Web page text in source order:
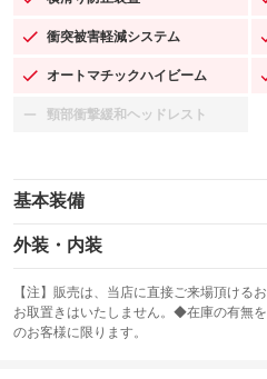
：装備あり
衝突被害軽減システム
：装備あり
オートマチックハイビーム
：装備あり
頸部衝撃緩和ヘッドレスト
：装備なし
基本装備
エアバッグ：運転席/助手席/サイド
：装備あり
：装備なし
サンルーフ
：装備あり
外装・内装
カーナビ：SDナビ
：装備あり
TV：フルセグ
：装備あり
【注】販売は、当店に直接ご来場頂け
お取置きはいたしません。◆在庫の有無
のお客様に限ります。